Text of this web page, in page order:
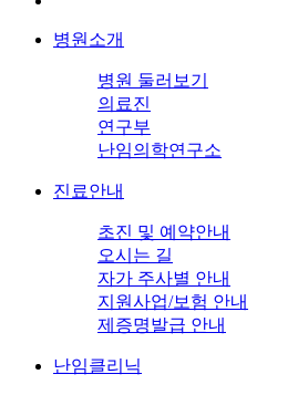
병원소개
병원 둘러보기
의료진
연구부
난임의학연구소
진료안내
초진 및 예약안내
오시는 길
자가 주사별 안내
지원사업/보험 안내
제증명발급 안내
난임클리닉